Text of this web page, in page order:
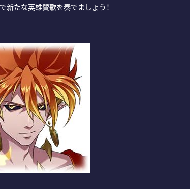
新たな英雄賛歌を奏でましょう！